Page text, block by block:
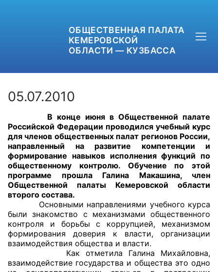
ОБЩЕСТВЕННАЯ ПАЛАТА
КЕМЕРОВСКОЙ
ОБЛАСТИ — КУЗБАССА
+7 (3842) 58-82-40
OPKO42@BK.RU
ОБРАТНАЯ СВЯЗЬ
Главная
Общественные советы
05.07.2010
В конце июня в Общественной палате
Российской Федерации проводился учебный курс
для членов общественных палат регионов России,
направленный на развитие компетенции и
формирование навыков исполнения функций по
общественному контролю. Обучение по этой
программе прошла Галина Макашина, член
Общественной палаты Кемеровской области
второго состава.
Основными направлениями учебного курса
были знакомство с механизмами общественного
контроля и борьбы с коррупцией, механизмом
формирования доверия к власти, организации
взаимодействия общества и власти.
Как отметила Галина Михайловна,
взаимодействие государства и общества это одно